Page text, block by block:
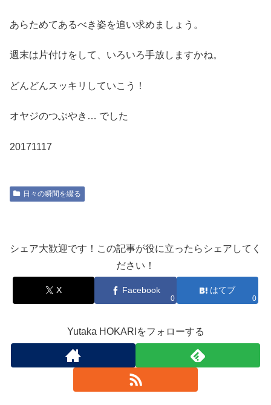
あらためてあるべき姿を追い求めましょう。
週末は片付けをして、いろいろ手放しますかね。
どんどんスッキリしていこう！
オヤジのつぶやき… でした
20171117
日々の瞬間を綴る
シェア大歓迎です！この記事が役に立ったらシェアしてく
ださい！
X Facebook
0
はてブ
0
Yutaka HOKARIをフォローする